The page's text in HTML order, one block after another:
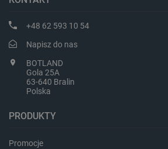
+48 62 593 10 54
Napisz do nas
BOTLAND
Gola 25A
63-640 Bralin
Polska
PRODUKTY
Promocje